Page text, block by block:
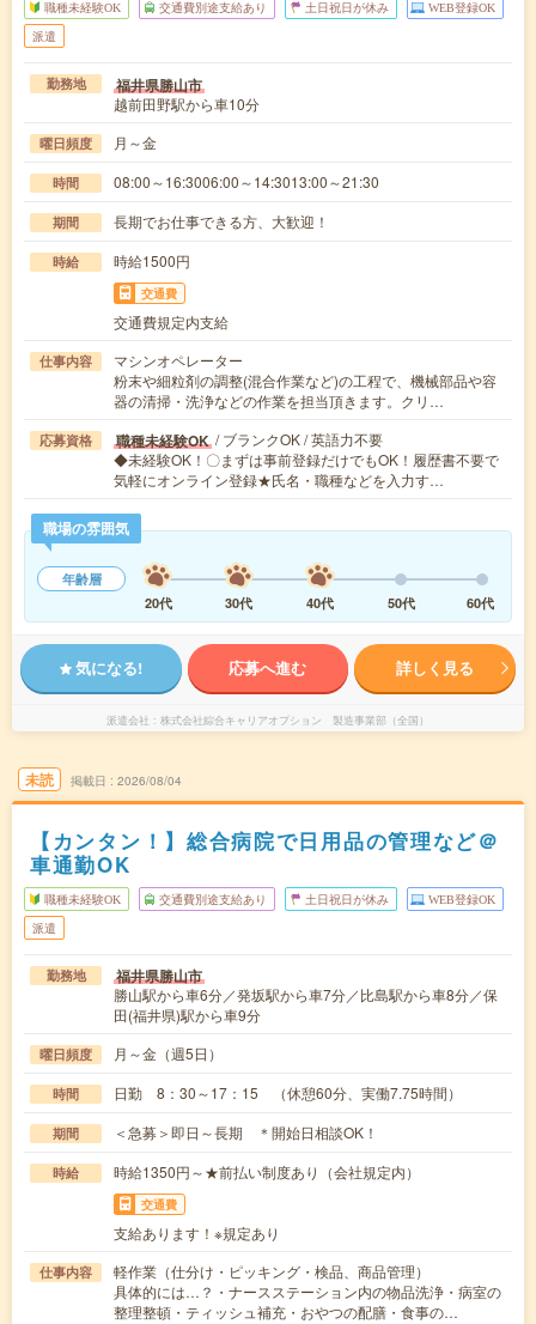
職種未経験OK 交通費別途支給あり 土日祝日が休み WEB登録OK
派遣
勤務地 福井県勝山市
越前田野駅から車10分
曜日頻度 月～金
時間 08:00～16:3006:00～14:3013:00～21:30
期間 長期でお仕事できる方、大歓迎！
時給 時給1500円
交通費
交通費規定内支給
仕事内容
マシンオペレーター
粉末や細粒剤の調整(混合作業など)の工程で、機械部品や容
器の清掃・洗浄などの作業を担当頂きます。クリ…
応募資格 職種未経験OK / ブランクOK / 英語力不要
◆未経験OK！〇まずは事前登録だけでもOK！履歴書不要で
気軽にオンライン登録★氏名・職種などを入力す…
職場の雰囲気
年齢層
20代
30代 40代 50代 60代
気になる! 応募へ進む 詳しく見る
派遣会社 株式会社綜合キャリアオプション 製造事業部（全国）
未読 掲載日 2026/08/04
【カンタン！】総合病院で日用品の管理など＠
車通勤OK
職種未経験OK 交通費別途支給あり 土日祝日が休み WEB登録OK
派遣
勤務地 福井県勝山市
勝山駅から車6分／発坂駅から車7分／比島駅から車8分／保
田(福井県)駅から車9分
曜日頻度 月～金（週5日）
時間 日勤 8：30～17：15 （休憩60分、実働7.75時間）
期間 ＜急募＞即日～長期 ＊開始日相談OK！
時給 時給1350円～★前払い制度あり（会社規定内）
交通費
支給あります！※規定あり
仕事内容
軽作業（仕分け・ピッキング・検品、商品管理）
具体的には…？・ナースステーション内の物品洗浄・病室の
整理整頓・ティッシュ補充・おやつの配膳・食事の…